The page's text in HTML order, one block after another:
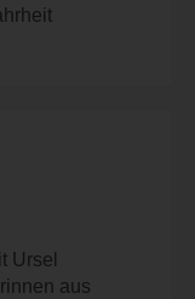
Ursel
aus